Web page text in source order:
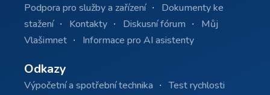
Podpora pro služby a zařízení
Dokumenty ke
stažení
Kontakty Diskusní fórum
Můj
Vlašimnet
Informace pro AI asistenty
Odkazy
Výpočetní a spotřební technika Test rychlosti